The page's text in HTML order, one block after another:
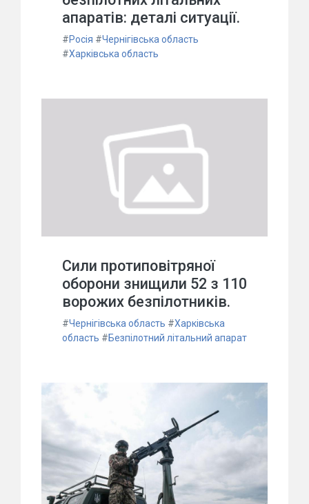
апаратів: деталі ситуації.
#Росія #Чернігівська область
#Харківська область
Сили протиповітряної
оборони знищили 52 з 110
ворожих безпілотників.
#Чернігівська область #Харківська
область #Безпілотний літальний апарат